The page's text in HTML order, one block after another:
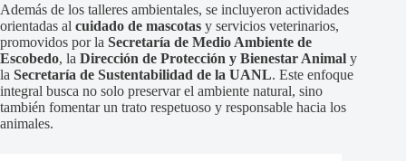
Además de los talleres ambientales, se incluyeron actividades
orientadas al cuidado de mascotas y servicios veterinarios,
promovidos por la Secretaría de Medio Ambiente de
Escobedo, la Dirección de Protección y Bienestar Animal y
la Secretaría de Sustentabilidad de la UANL. Este enfoque
integral busca no solo preservar el ambiente natural, sino
también fomentar un trato respetuoso y responsable hacia los
animales.